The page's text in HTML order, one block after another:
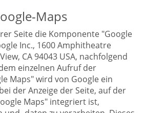
Maps
Seite die Komponente "Google
Inc., 1600 Amphitheatre
CA 94043 USA, nachfolgend
einzelnen Aufruf der
Maps" wird von Google ein
der Anzeige der Seite, auf der
Maps" integriert ist,